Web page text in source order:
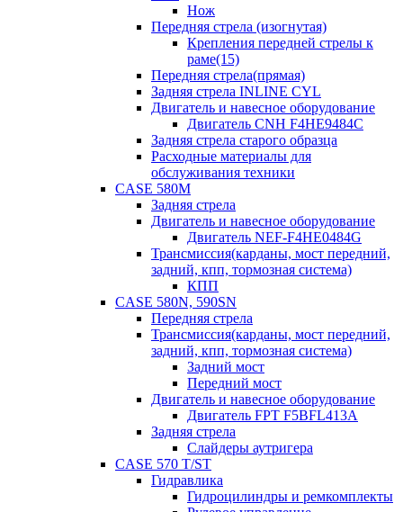
Нож
Передняя стрела (изогнутая)
Крепления передней стрелы к
раме(15)
Передняя стрела(прямая)
Задняя стрела INLINE CYL
Двигатель и навесное оборудование
Двигатель CNH F4HE9484C
Задняя стрела старого образца
Расходные материалы для
обслуживания техники
CASE 580M
Задняя стрела
Двигатель и навесное оборудование
Двигатель NEF-F4HE0484G
Трансмиссия(карданы, мост передний,
задний, кпп, тормозная система)
КПП
CASE 580N, 590SN
Передняя стрела
Трансмиссия(карданы, мост передний,
задний, кпп, тормозная система)
Задний мост
Передний мост
Двигатель и навесное оборудование
Двигатель FPT F5BFL413A
Задняя стрела
Слайдеры аутригера
CASE 570 T/ST
Гидравлика
Гидроцилиндры и ремкомплекты